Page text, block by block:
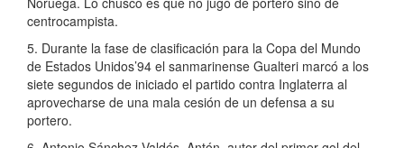
centrocampista.
5. Durante la fase de clasificación para la Copa del Mundo
de Estados Unidos’94 el sanmarinense Gualteri marcó a los
siete segundos de iniciado el partido contra Inglaterra al
aprovecharse de una mala cesión de un defensa a su
portero.